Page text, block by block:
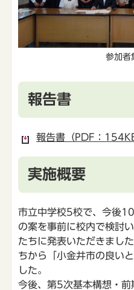
参加者
報告書
報告書（PDF：
実施概要
市立中学校5校で、今後
の案を事前に校内で検討
たちに発表いただきまし
ちから「小金井市の良い
した。
今後、第5次基本構想・